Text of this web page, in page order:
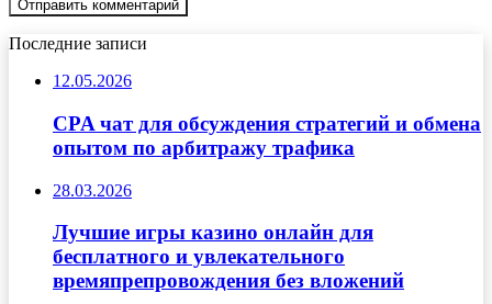
Последние записи
12.05.2026
CPA чат для обсуждения стратегий и обмена
опытом по арбитражу трафика
28.03.2026
Лучшие игры казино онлайн для
бесплатного и увлекательного
времяпрепровождения без вложений